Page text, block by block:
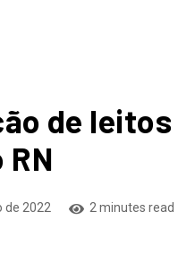
de
RN
de 2022 2 minutes read